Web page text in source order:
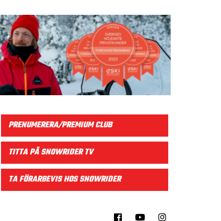
PRENUMERERA/PREMIUM CLUB
TITTA PÅ SNOWRIDER TV
TA FÖRARBEVIS HOS SNOWRIDER